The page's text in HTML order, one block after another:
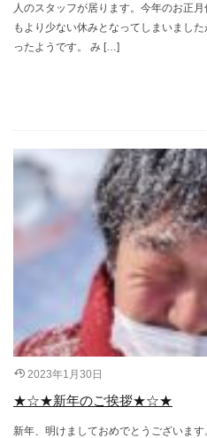
人のスタッフが居ります。今年のお正
もより少ない休みとなってしまいまし
ったようです。 み […]
2023年1月30日
★☆★新年のご挨拶★☆★
新年、明けましておめでとうございま